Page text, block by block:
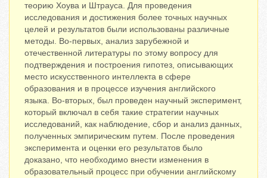
теорию Хоува и Штрауса. Для проведения
исследования и достижения более точных научных
целей и результатов были использованы различные
методы. Во-первых, анализ зарубежной и
отечественной литературы по этому вопросу для
подтверждения и построения гипотез, описывающих
место искусственного интеллекта в сфере
образования и в процессе изучения английского
языка. Во-вторых, был проведен научный эксперимент,
который включал в себя такие стратегии научных
исследований, как наблюдение, сбор и анализ данных,
полученных эмпирическим путем. После проведения
эксперимента и оценки его результатов было
доказано, что необходимо внести изменения в
образовательный процесс при обучении английскому